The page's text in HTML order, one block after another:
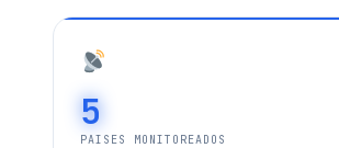
5
PAISES MONITOREADOS